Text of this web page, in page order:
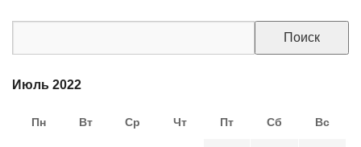
Июль 2022
Пн Вт Ср Чт Пт Сб Вс